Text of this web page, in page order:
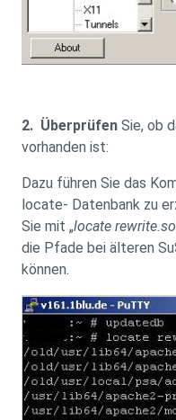
2. Überprüfen Sie, ob
vorhanden ist:
Dazu führen Sie das
locate- Datenbank zu
Sie mit „locate rewrite.so
die Pfade bei älteren
können.